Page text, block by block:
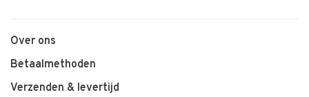
Over ons
Betaalmethoden
Verzenden & levertijd